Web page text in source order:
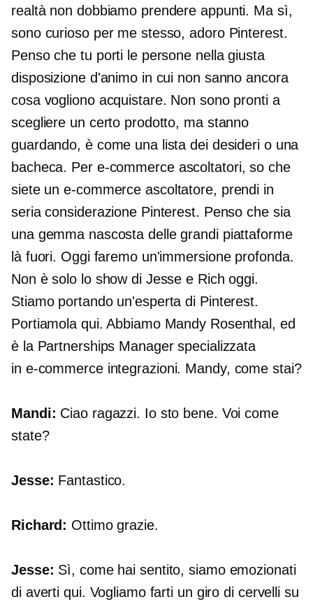
realtà non dobbiamo prendere appunti. Ma sì,
sono curioso per me stesso, adoro Pinterest.
Penso che tu porti le persone nella giusta
disposizione d'animo in cui non sanno ancora
cosa vogliono acquistare. Non sono pronti a
scegliere un certo prodotto, ma stanno
guardando, è come una lista dei desideri o una
bacheca. Per e-commerceascoltatori, so che
siete une-commerce ascoltatore, prendi in
seria considerazione Pinterest. Penso che sia
una gemma nascosta delle grandi piattaforme
là fuori. Oggi faremo un'immersione profonda.
Non è solo lo show di Jesse e Rich oggi.
Stiamo portando un'esperta di Pinterest.
Portiamola qui. Abbiamo Mandy Rosenthal, ed
è la Partnerships Manager specializzata
in e-commerceintegrazioni. Mandy, come stai?
Mandi: Ciao ragazzi. Io sto bene. Voi come
state?
Jesse: Fantastico.
Richard: Ottimo grazie.
Jesse: Sì, come hai sentito, siamo emozionati
di averti qui. Vogliamo farti un giro di cervelli su